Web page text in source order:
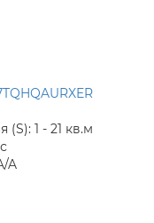
(S): 1 - 21 кв.м
A